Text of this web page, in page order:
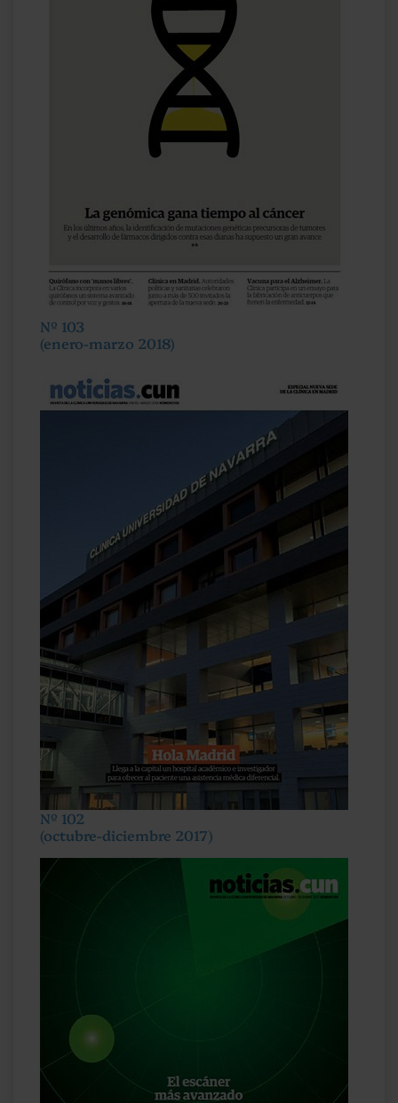
Nº 103
(enero-marzo 2018)
Nº 102
(octubre-diciembre 2017)